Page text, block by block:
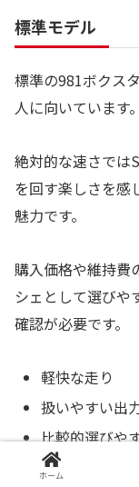
標準モデル
標準の981ボクス
人に向いています。
絶対的な速さでは
を回す楽しさを感
魅力です。
購入価格や維持費
シェとして選びや
確認が必要です。
軽快な走り
扱いやすい出
比較的選びや
初ポルシェ向き
ホーム